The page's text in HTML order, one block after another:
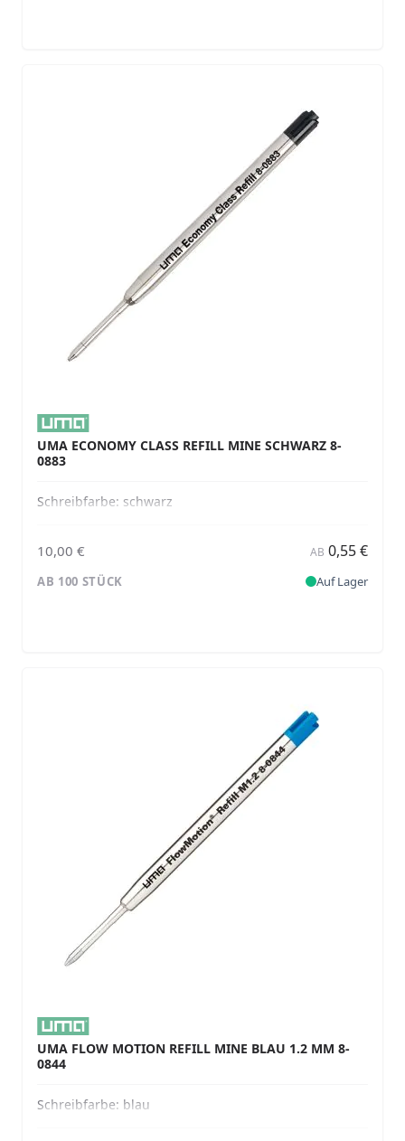
UMA ECONOMY CLASS REFILL MINE SCHWARZ 8-
0883
Schreibfarbe: schwarz
10,00 € AB 0,55 €
AB 100 STÜCK Auf Lager
UMA FLOW MOTION REFILL MINE BLAU 1.2 MM 8-
0844
Schreibfarbe: blau